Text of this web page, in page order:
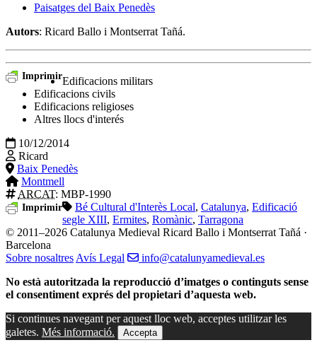
Paisatges del Baix Penedès
Autors: Ricard Ballo i Montserrat Tañá.
ImprimirEdificacions militars
Edificacions civils
Edificacions religioses
Altres llocs d'interés
10/12/2014
Ricard
Baix Penedès
Montmell
ARCAT: MBP-1990
Imprimir Bé Cultural d'Interès Local, Catalunya, Edificació
segle XIII, Ermites, Romànic, Tarragona
© 2011–2026 Catalunya Medieval Ricard Ballo i Montserrat Tañá ·
Barcelona
Sobre nosaltres Avís Legal
info@catalunyamedieval.es
No està autoritzada la reproducció d’imatges o continguts sense
el consentiment exprés del propietari d’aquesta web.
Si continues navegant per aquest lloc web, acceptes utilitzar les
galetes. Més informació. Accepta